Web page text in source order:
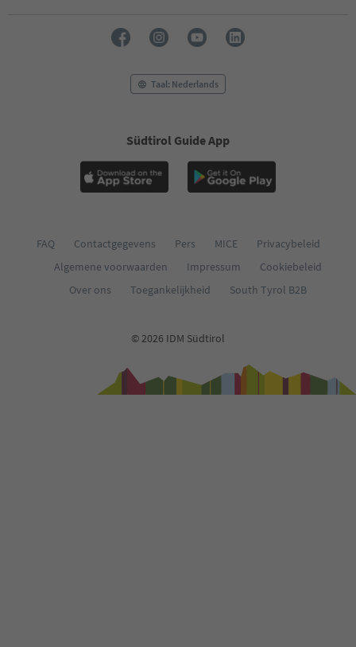
Taal: Nederlands
Südtirol Guide App
FAQ Contactgegevens Pers MICE
Privacybeleid
Algemene voorwaarden
Impressum
Cookiebeleid
Over ons
Toegankelijkheid South Tyrol B2B
© 2026 IDM Südtirol